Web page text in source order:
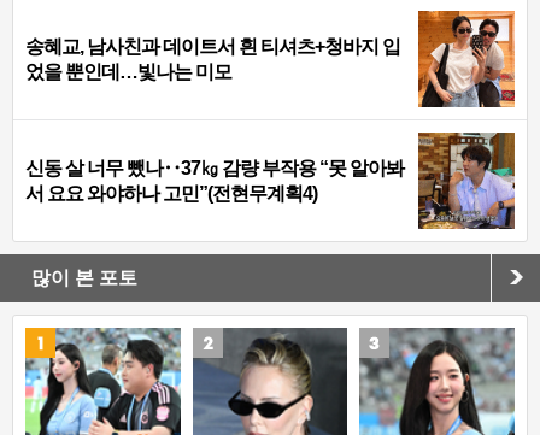
송혜교, 남사친과 데이트서 흰 티셔츠+청바지 입
었을 뿐인데…빛나는 미모
신동 살 너무 뺐나‥37㎏ 감량 부작용 “못 알아봐
서 요요 와야하나 고민”(전현무계획4)
많이 본 포토